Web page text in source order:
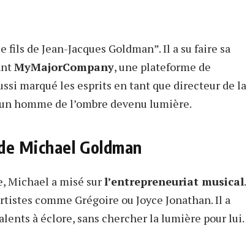
de Jean-Jacques Goldman”. Il a su faire sa
MyMajorCompany, une plateforme de
marqué les esprits en tant que directeur de la
homme de l’ombre devenu lumière.
Michael Goldman
Michael a misé surl’entrepreneuriat musical.
comme Grégoire ou Joyce Jonathan. Il a
à éclore, sans chercher la lumière pour lui.